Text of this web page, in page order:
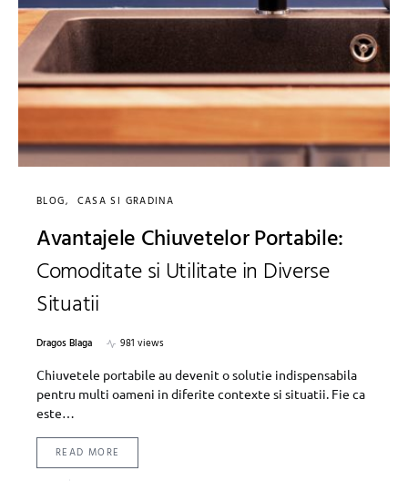
BLOG CASA SI GRADINA
Avantajele Chiuvetelor Portabile:
Comoditate si Utilitate in Diverse
Situatii
Dragos Blaga
981 views
Chiuvetele portabile au devenit o solutie indispensabila
pentru multi oameni in diferite contexte si situatii. Fie ca
este…
READ MORE